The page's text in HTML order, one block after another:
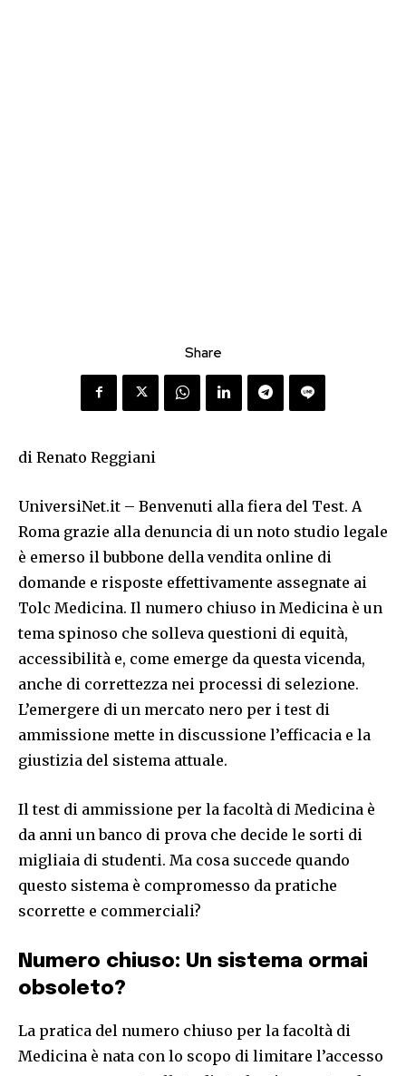
Share
di Renato Reggiani
UniversiNet.it – Benvenuti alla fiera del Test. A
Roma grazie alla denuncia di un noto studio legale
è emerso il bubbone della vendita online di
domande e risposte effettivamente assegnate ai
Tolc Medicina. Il numero chiuso in Medicina è un
tema spinoso che solleva questioni di equità,
accessibilità e, come emerge da questa vicenda,
anche di correttezza nei processi di selezione.
L’emergere di un mercato nero per i test di
ammissione mette in discussione l’efficacia e la
giustizia del sistema attuale.
Il test di ammissione per la facoltà di Medicina è
da anni un banco di prova che decide le sorti di
migliaia di studenti. Ma cosa succede quando
questo sistema è compromesso da pratiche
scorrette e commerciali?
Numero chiuso: Un sistema ormai
obsoleto?
La pratica del numero chiuso per la facoltà di
Medicina è nata con lo scopo di limitare l’accesso